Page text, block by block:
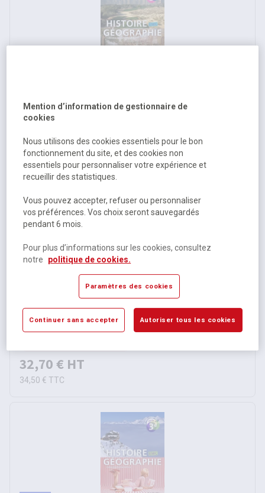
2016
32,70 €HT
34,50 €TTC
Nathalie Plaza, Cyril Alavoine, ...
Histoire-géographie-emc cycle 4 / 4e - livre élève - éd.
2016
32,70 € HT
34,50 € TTC
Mention d’information de gestionnaire de
cookies
Nous utilisons des cookies essentiels pour le bon
fonctionnement du site, et des cookies non
essentiels pour personnaliser votre expérience et
recueillir des statistiques.
Vous pouvez accepter, refuser ou personnaliser
vos préférences. Vos choix seront sauvegardés
pendant 6 mois.
Pour plus d’informations sur les cookies, consultez
notre
politique de cookies.
Paramètres des cookies
Continuer sans accepter Autoriser tous les cookies